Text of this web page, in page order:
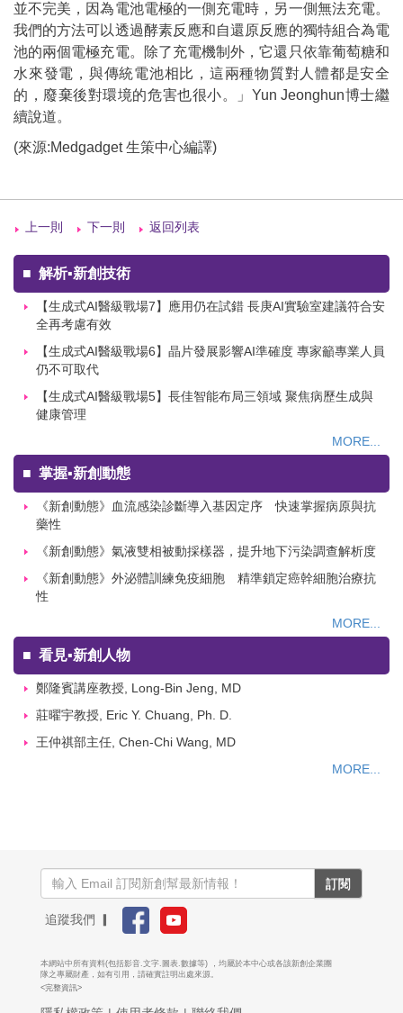
並不完美，因為電池電極的一側充電時，另一側無法充電。
我們的方法可以透過酵素反應和自還原反應的獨特組合為電
池的兩個電極充電。除了充電機制外，它還只依靠葡萄糖和
水來發電，與傳統電池相比，這兩種物質對人體都是安全
的，廢棄後對環境的危害也很小。」Yun Jeonghun博士繼
續說道。
(來源:Medgadget 生策中心編譯)
上一則 下一則 返回列表
■ 解析▪新創技術
【生成式AI醫級戰場7】應用仍在試錯 長庚AI實驗室建議符合安
全再考慮有效
【生成式AI醫級戰場6】晶片發展影響AI準確度 專家籲專業人員
仍不可取代
【生成式AI醫級戰場5】長佳智能布局三領域 聚焦病歷生成與
健康管理
MORE...
■ 掌握▪新創動態
《新創動態》血流感染診斷導入基因定序 快速掌握病原與抗
藥性
《新創動態》氣液雙相被動採樣器，提升地下污染調查解析度
《新創動態》外泌體訓練免疫細胞 精準鎖定癌幹細胞治療抗
性
MORE...
■ 看見▪新創人物
鄭隆賓講座教授, Long-Bin Jeng, MD
莊曜宇教授, Eric Y. Chuang, Ph. D.
王仲祺部主任, Chen-Chi Wang, MD
MORE...
訂閱
追蹤我們 ▎
本網站中所有資料(包括影音.文字.圖表.數據等) ，均屬於本中心或各該新創企業團
隊之專屬財產，如有引用，請確實註明出處來源。
<完整資訊>